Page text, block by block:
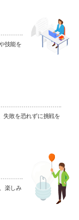
技能を
失敗を恐れずに挑戦を
楽しみ